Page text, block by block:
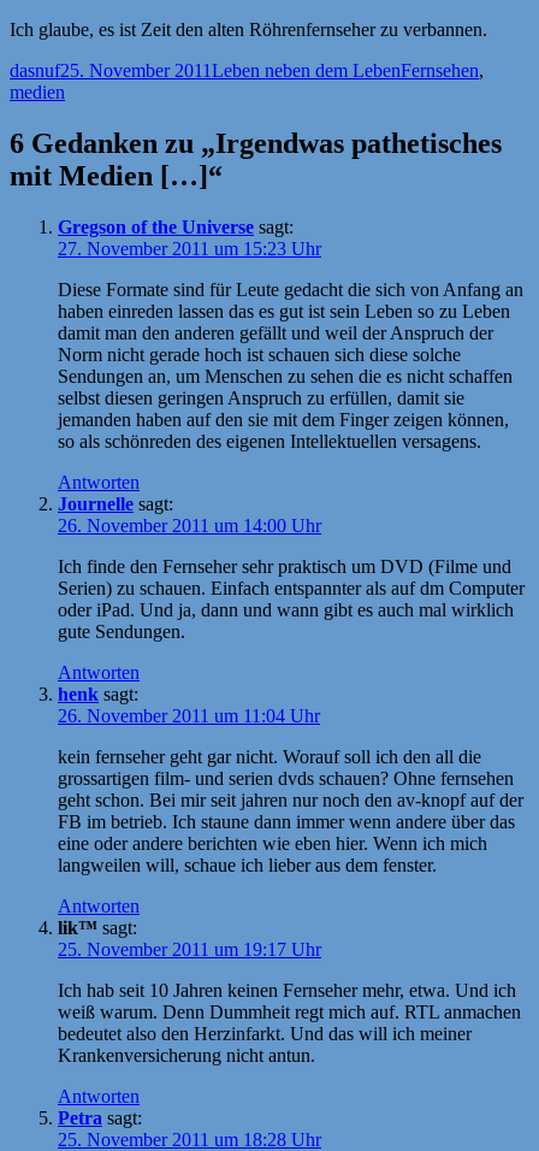
Ich glaube, es ist Zeit den alten Röhrenfernseher zu verbannen.
Autor
dasnufVeröffentlicht
am
25. November 2011Kategorien
Leben neben dem LebenSchlagwörter
Fernsehen,
medien
6 Gedanken zu „Irgendwas pathetisches
mit Medien […]“
Gregson of the Universe sagt:
27. November 2011 um 15:23 Uhr
Diese Formate sind für Leute gedacht die sich von Anfang an
haben einreden lassen das es gut ist sein Leben so zu Leben
damit man den anderen gefällt und weil der Anspruch der
Norm nicht gerade hoch ist schauen sich diese solche
Sendungen an, um Menschen zu sehen die es nicht schaffen
selbst diesen geringen Anspruch zu erfüllen, damit sie
jemanden haben auf den sie mit dem Finger zeigen können,
so als schönreden des eigenen Intellektuellen versagens.
Antworten
Journelle sagt:
26. November 2011 um 14:00 Uhr
Ich finde den Fernseher sehr praktisch um DVD (Filme und
Serien) zu schauen. Einfach entspannter als auf dm Computer
oder iPad. Und ja, dann und wann gibt es auch mal wirklich
gute Sendungen.
Antworten
henk sagt:
26. November 2011 um 11:04 Uhr
kein fernseher geht gar nicht. Worauf soll ich den all die
grossartigen film- und serien dvds schauen? Ohne fernsehen
geht schon. Bei mir seit jahren nur noch den av-knopf auf der
FB im betrieb. Ich staune dann immer wenn andere über das
eine oder andere berichten wie eben hier. Wenn ich mich
langweilen will, schaue ich lieber aus dem fenster.
Antworten
lik™ sagt:
25. November 2011 um 19:17 Uhr
Ich hab seit 10 Jahren keinen Fernseher mehr, etwa. Und ich
weiß warum. Denn Dummheit regt mich auf. RTL anmachen
bedeutet also den Herzinfarkt. Und das will ich meiner
Krankenversicherung nicht antun.
Antworten
Petra sagt:
25. November 2011 um 18:28 Uhr